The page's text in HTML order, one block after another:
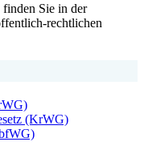
Sie in der
rechtlichen
(KrWG)